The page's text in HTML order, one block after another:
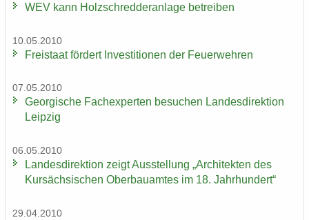
WEV kann Holz­schred­de­r­an­la­ge be­trei­ben
10.05.2010
Frei­staat för­dert In­ves­ti­tio­nen der Feu­er­weh­ren
07.05.2010
Ge­or­gi­sche Fach­ex­per­ten be­su­chen Lan­des­di­rek­ti­on
Leip­zig
06.05.2010
Lan­des­di­rek­ti­on zeigt Aus­stel­lung „Ar­chi­tek­ten des
Kur­säch­si­schen Ober­bau­am­tes im 18. Jahr­hun­dert“
29.04.2010